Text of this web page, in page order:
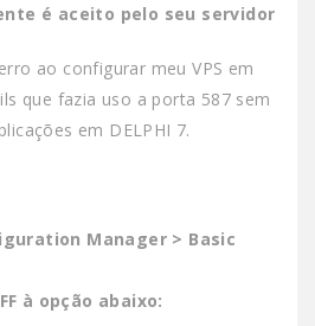
é aceito pelo seu servidor
ao configurar meu VPS em
que fazia uso a porta 587 sem
em DELPHI 7.
Manager > Basic
à opção abaixo: